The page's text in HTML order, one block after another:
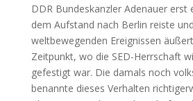
DDR Bundeskanzler Adenauer erst
dem Aufstand nach Berlin reiste
weltbewegenden Ereignissen
Zeitpunkt, wo die SED-Herrschaft
gefestigt war. Die damals noch
benannte dieses Verhalten